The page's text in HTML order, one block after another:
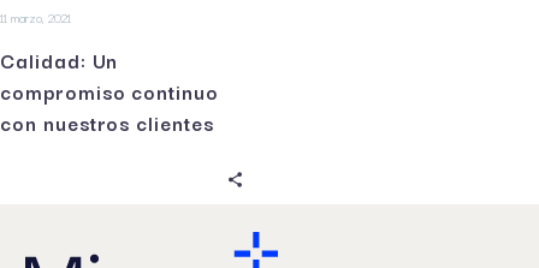
11 marzo, 2021
Calidad: Un
compromiso continuo
con nuestros clientes